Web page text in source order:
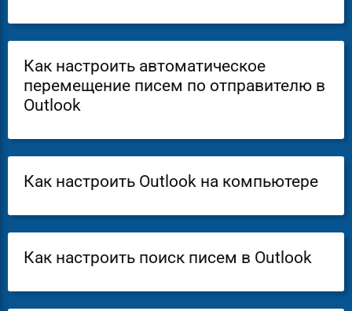
Как настроить автоматическое
перемещение писем по отправителю в
Outlook
Как настроить Outlook на компьютере
Как настроить поиск писем в Outlook